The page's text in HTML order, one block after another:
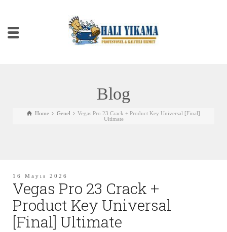
Blog
Home Genel
Vegas Pro 23 Crack + Product Key Universal [Final]
Ultimate
16 Mayıs 2026
Vegas Pro 23 Crack +
Product Key Universal
[Final] Ultimate